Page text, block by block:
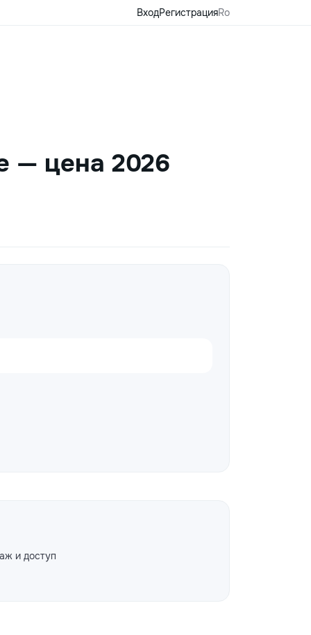
ВходРегистрацияRo
— цена 2026
и доступ